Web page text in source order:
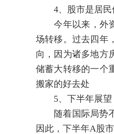
4、股市是居民
今年以来，外资
场转移。过去四年
向，因为诸多地方
储蓄大转移的一个
搬家的好去处
5、下半年展望
随着国际局势不
因此，下半年A股